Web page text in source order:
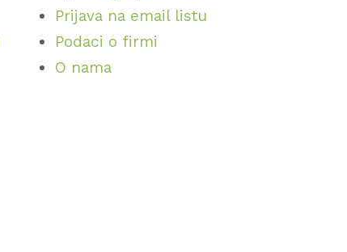
Prijava na email listu
Podaci o firmi
O nama